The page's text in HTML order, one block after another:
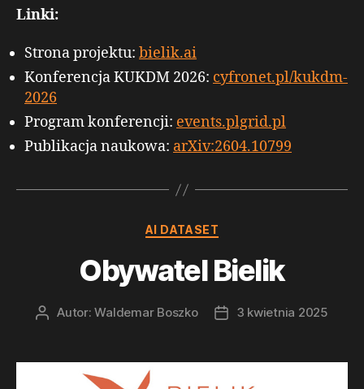
Linki:
Strona projektu: bielik.ai
Konferencja KUKDM 2026: cyfronet.pl/kukdm-
2026
Program konferencji: events.plgrid.pl
Publikacja naukowa: arXiv:2604.10799
Kategorie
AI DATASET
Obywatel Bielik
AutorAutor:Waldemar Boszko
Data3 kwietnia 2025